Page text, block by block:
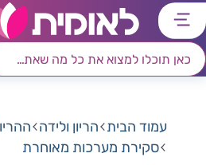
דלג
לתפריט
ראשי
דלג
לרכיב
חיפוש
דלג
לתוכן
מרכזי
דלג
לאזור
קישורים
עמוד הבית הריון ולידה
סקירת מערכות מאוחרת